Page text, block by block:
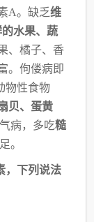
A。缺乏维
水果、蔬
、橘子、香
。佝偻病即
物性食物
贝、蛋黄
病，多吃糙
。
，下列说法